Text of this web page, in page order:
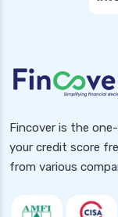
Fincover is the
your credit score
from various